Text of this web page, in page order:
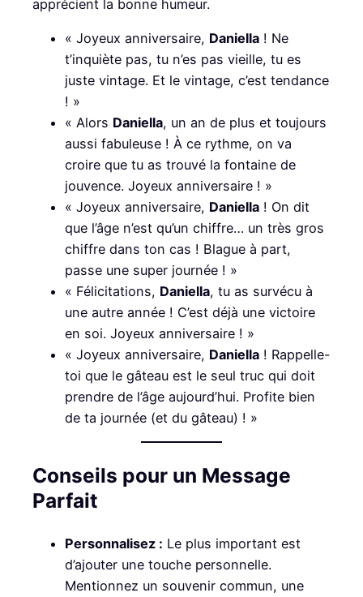
apprécient la bonne humeur.
« Joyeux anniversaire, Daniella ! Ne
t’inquiète pas, tu n’es pas vieille, tu es
juste vintage. Et le vintage, c’est tendance
! »
« Alors Daniella, un an de plus et toujours
aussi fabuleuse ! À ce rythme, on va
croire que tu as trouvé la fontaine de
jouvence. Joyeux anniversaire ! »
« Joyeux anniversaire, Daniella ! On dit
que l’âge n’est qu’un chiffre… un très gros
chiffre dans ton cas ! Blague à part,
passe une super journée ! »
« Félicitations, Daniella, tu as survécu à
une autre année ! C’est déjà une victoire
en soi. Joyeux anniversaire ! »
« Joyeux anniversaire, Daniella ! Rappelle-
toi que le gâteau est le seul truc qui doit
prendre de l’âge aujourd’hui. Profite bien
de ta journée (et du gâteau) ! »
Conseils pour un Message
Parfait
Personnalisez : Le plus important est
d’ajouter une touche personnelle.
Mentionnez un souvenir commun, une